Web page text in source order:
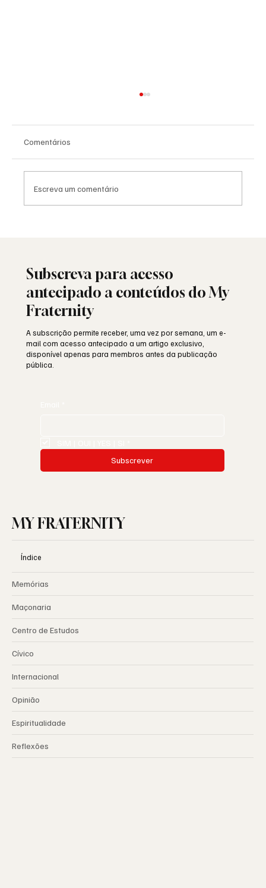
Comentários
Escreva um comentário
Subscreva para acesso
antecipado a conteúdos do My
Fraternity
A subscrição permite receber, uma vez por semana, um e-
mail com acesso antecipado a um artigo exclusivo,
disponível apenas para membros antes da publicação
pública.
Subscrever
MY FRATERNITY
Índice
Memórias
Maçonaria
Centro de Estudos
Cívico
Internacional
Opinião
Espiritualidade
Reflexões